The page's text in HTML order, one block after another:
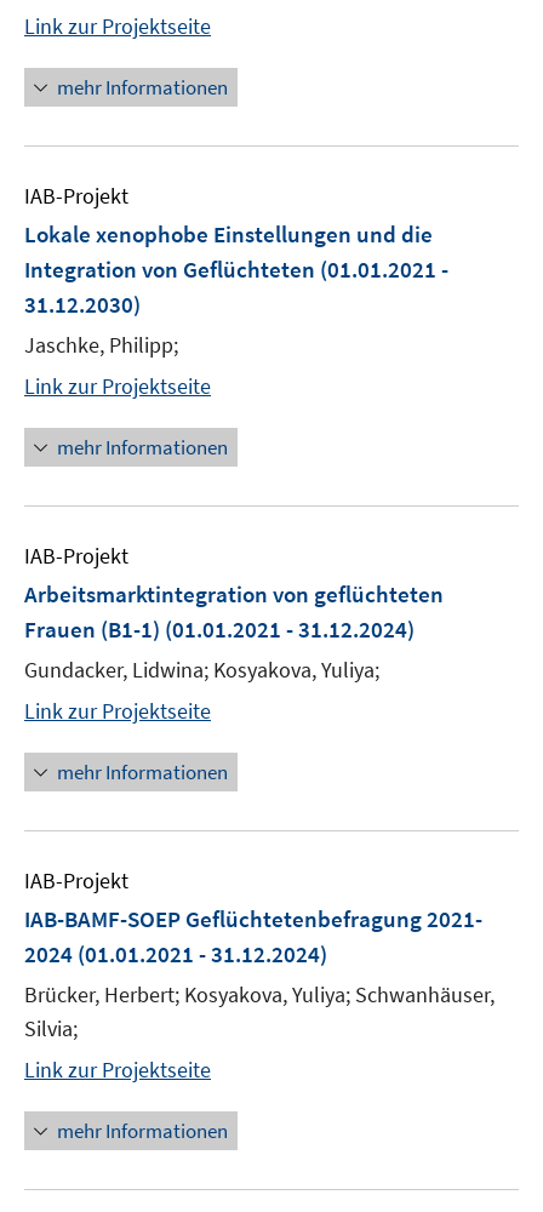
Link zur Projektseite
mehr Informationen
IAB-Projekt
Lokale xenophobe Einstellungen und die
Integration von Geflüchteten (01.01.2021 -
31.12.2030)
Jaschke, Philipp;
Link zur Projektseite
mehr Informationen
IAB-Projekt
Arbeitsmarktintegration von geflüchteten
Frauen (B1-1) (01.01.2021 - 31.12.2024)
Gundacker, Lidwina; Kosyakova, Yuliya;
Link zur Projektseite
mehr Informationen
IAB-Projekt
IAB-BAMF-SOEP Geflüchtetenbefragung 2021-
2024 (01.01.2021 - 31.12.2024)
Brücker, Herbert; Kosyakova, Yuliya; Schwanhäuser,
Silvia;
Link zur Projektseite
mehr Informationen